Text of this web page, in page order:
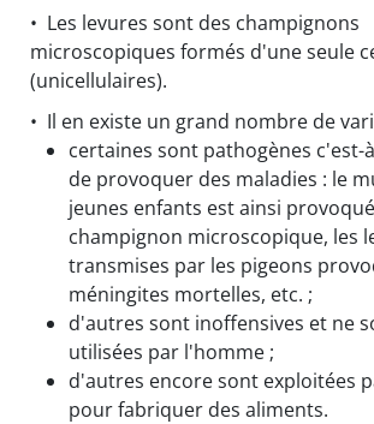
• Les levures sont des champignons
microscopiques formés d'une seule
(unicellulaires).
• Il en existe un grand nombre de
certaines sont pathogènes c'est-
de provoquer des maladies : le
jeunes enfants est ainsi
champignon microscopique, les
transmises par les pigeons
méningites mortelles, etc. ;
d'autres sont inoffensives et ne
utilisées par l'homme ;
d'autres encore sont exploitées
pour fabriquer des aliments.